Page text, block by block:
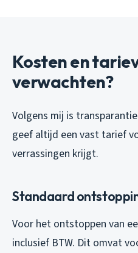
Kosten en
verwachten?
Volgens mij is
geef altijd een vast tarief
verrassingen krijgt.
Standaard
Voor het ontstoppen van
inclusief BTW. Dit omvat